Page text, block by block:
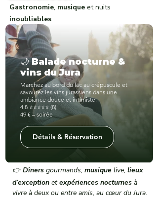
Gastronomie, musique et nuits
inoubliables.
🌙 Balade nocturne &
vins du Jura
Marchez au bord du lac au crépuscule et
savourez les vins jurassiens dans une
ambiance douce et intimiste.
4.8 ⭐⭐⭐⭐⭐ (8)
49 € – soirée
Détails & Réservation
👉Dîners gourmands, musique live, lieux
d’exception etexpériences nocturnes à
vivre à deux ou entre amis, au cœur du Jura.